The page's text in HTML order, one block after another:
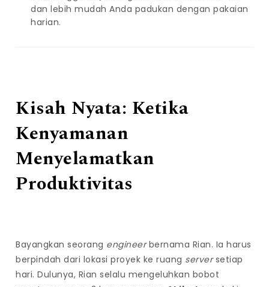
dan lebih mudah Anda padukan dengan pakaian
harian.
Kisah Nyata: Ketika
Kenyamanan
Menyelamatkan
Produktivitas
Bayangkan seorang engineerbernama Rian. Ia harus
berpindah dari lokasi proyek ke ruang serversetiap
hari. Dulunya, Rian selalu mengeluhkan bobot